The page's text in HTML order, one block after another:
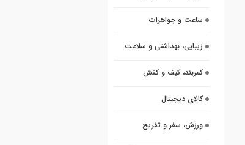
ساعت و جواهرات
زیبایی، بهداشتی و سلامت
کمربند، کیف و کفش
کالای دیجیتال
ورزش، سفر و تفریح